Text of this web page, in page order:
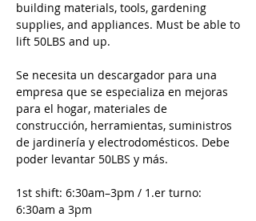
building materials, tools, gardening
supplies, and appliances. Must be able to
lift 50LBS and up.
Se necesita un descargador para una
empresa que se especializa en mejoras
para el hogar, materiales de
construcción, herramientas, suministros
de jardinería y electrodomésticos. Debe
poder levantar 50LBS y más.
1st shift: 6:30am–3pm / 1.er turno:
6:30am a 3pm